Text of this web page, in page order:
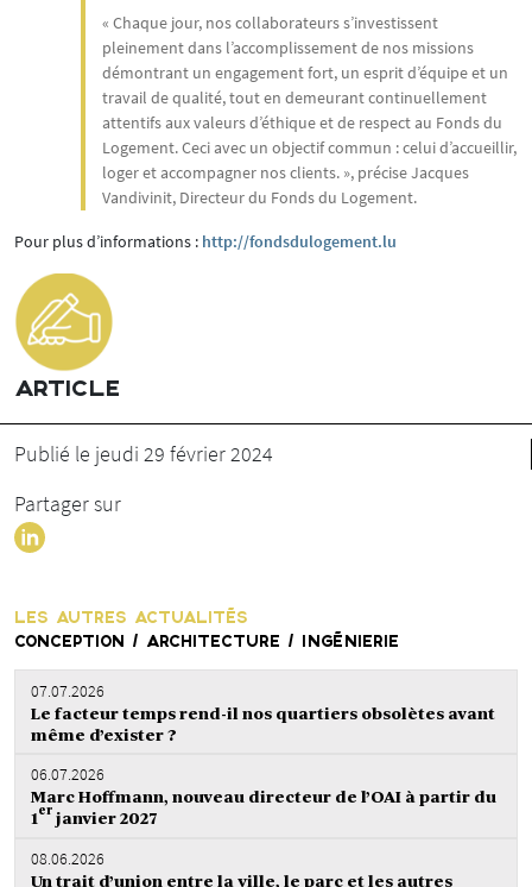
« Chaque jour, nos collaborateurs s’investissent
pleinement dans l’accomplissement de nos missions
démontrant un engagement fort, un esprit d’équipe et un
travail de qualité, tout en demeurant continuellement
attentifs aux valeurs d’éthique et de respect au Fonds du
Logement. Ceci avec un objectif commun : celui d’accueillir,
loger et accompagner nos clients. », précise Jacques
Vandivinit, Directeur du Fonds du Logement.
Pour plus d’informations : http://fondsdulogement.lu
ARTICLE
Publié le jeudi 29 février 2024
Partager sur
LES AUTRES ACTUALITÉS
CONCEPTION / ARCHITECTURE / INGÉNIERIE
07.07.2026
Le facteur temps rend-il nos quartiers obsolètes avant
même d’exister ?
06.07.2026
Marc Hoffmann, nouveau directeur de l’OAI à partir du
1er janvier 2027
08.06.2026
Un trait d’union entre la ville, le parc et les autres